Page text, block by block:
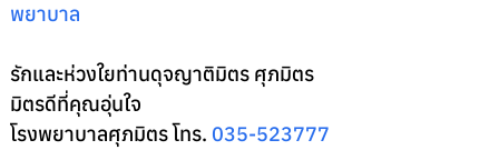
พยาบาล
รักและห่วงใยท่านดุจญาติมิตร ศุภมิตร
มิตรดีที่คุณอุ่นใจ
โรงพยาบาลศุภมิตร โทร. 035-523777